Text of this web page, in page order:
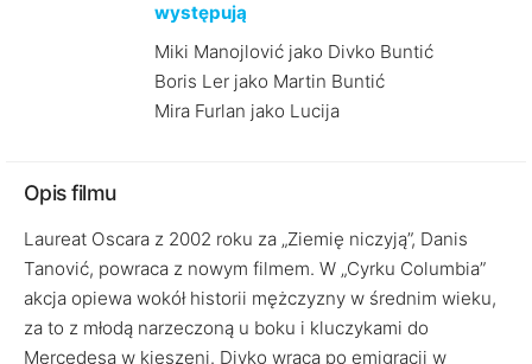
występują
Miki Manojlović jako Divko Buntić
Boris Ler jako Martin Buntić
Mira Furlan jako Lucija
Opis filmu
Laureat Oscara z 2002 roku za „Ziemię niczyją”, Danis
Tanović, powraca z nowym filmem. W „Cyrku Columbia”
akcja opiewa wokół historii mężczyzny w średnim wieku,
za to z młodą narzeczoną u boku i kluczykami do
Mercedesa w kieszeni. Divko wraca po emigracji w